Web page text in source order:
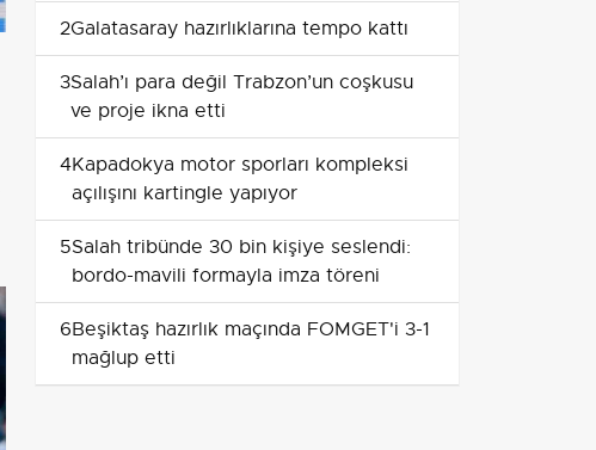
2Galatasaray hazırlıklarına tempo kattı
3Salah’ı para değil Trabzon’un coşkusu
ve proje ikna etti
4Kapadokya motor sporları kompleksi
açılışını kartingle yapıyor
5Salah tribünde 30 bin kişiye seslendi:
bordo-mavili formayla imza töreni
6Beşiktaş hazırlık maçında FOMGET'i 3-1
mağlup etti